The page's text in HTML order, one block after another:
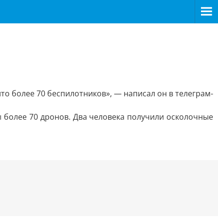
более 70 беспилотников», — написал он в телеграм-
70 дронов. Два человека получили осколочные